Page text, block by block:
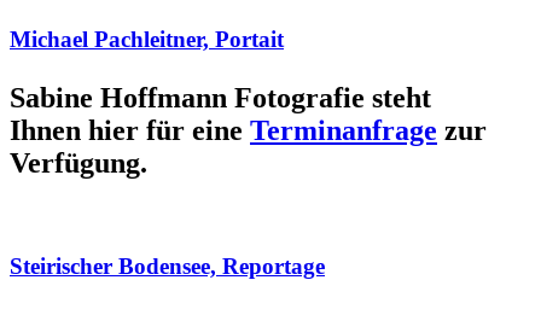
Michael Pachleitner, Portait
Sabine Hoffmann Fotografie steht
Ihnen hier für eine Terminanfrage zur
Verfügung.
Steirischer Bodensee, Reportage